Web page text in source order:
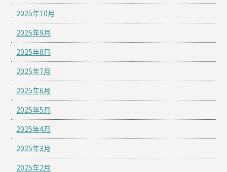
2025年10月
2025年9月
2025年8月
2025年7月
2025年6月
2025年5月
2025年4月
2025年3月
2025年2月